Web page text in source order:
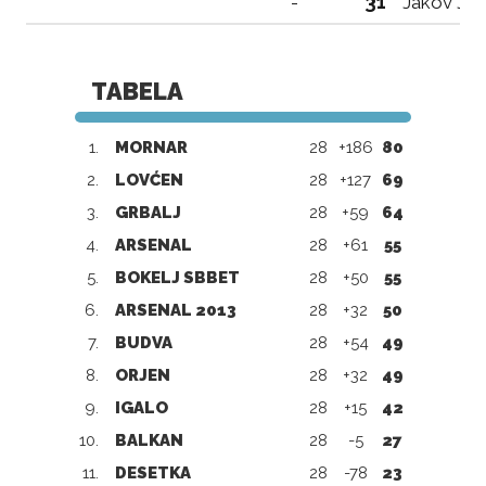
TABELA
1. MORNAR 28 +186 80
2.
LOVĆEN 28 +127
69
3.
GRBALJ 28 +59
64
4.
ARSENAL 28 +61
55
5.
BOKELJ SBBET 28 +50
55
6.
ARSENAL 2013 28 +32
50
7.
BUDVA 28 +54
49
8.
ORJEN 28 +32
49
9.
IGALO 28 +15
42
10.
BALKAN 28 -5
27
11.
DESETKA 28 -78 23